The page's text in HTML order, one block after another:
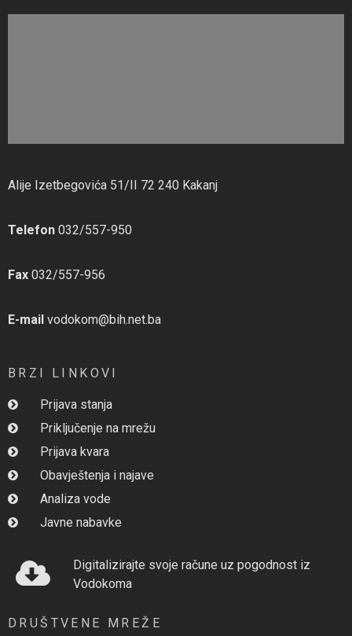
Alije Izetbegovića 51/II 72 240 Kakanj
Telefon 032/557-950
Fax 032/557-956
E-mail vodokom@bih.net.ba
BRZI LINKOVI
Prijava stanja
Priključenje na mrežu
Prijava kvara
Obavještenja i najave
Analiza vode
Javne nabavke
Digitalizirajte svoje račune uz pogodnost iz
Vodokoma
DRUŠTVENE MREŽE